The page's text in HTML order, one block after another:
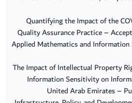
Quantifying the Impact of the
Quality Assurance Practice –
Applied Mathematics and
The Impact of Intellectual Property
Information Sensitivity on
United Arab Emirates –